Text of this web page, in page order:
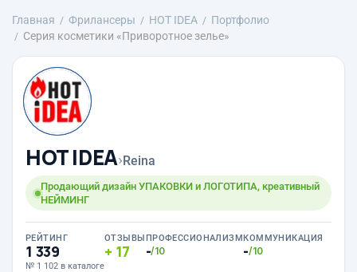
Главная Фрилансеры HOT IDEA
Портфолио
Серия косметики «Приворотное зелье»
HOT IDEA›Reina
Продающий дизайн УПАКОВКИ и ЛОГОТИПА, креативный
НЕЙМИНГ
РЕЙТИНГ
1 339
№ 1 102 в каталоге
ОТЗЫВЫ
17
ПРОФЕССИОНАЛИЗМ
-/10
КОММУНИКАЦИЯ
-/10